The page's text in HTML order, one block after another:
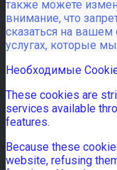
также можете
внимание, что
сказаться на вашем
услугах, которые
Необходимые
These cookies are
services available
features.
Because these
website, refusing